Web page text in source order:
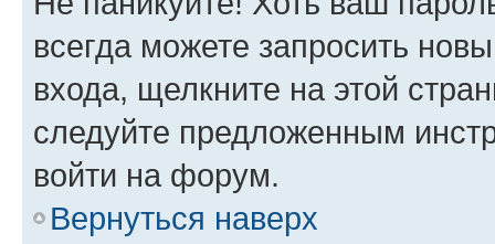
всегда можете запросить
входа, щелкните на этой
следуйте предложенным
войти на форум.
Вернуться наверх